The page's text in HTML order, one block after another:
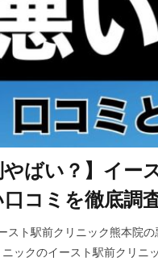
やばい？】イ
口コミを徹底調
ースト駅前クリニック熊本院
ックのイースト駅前クリニ